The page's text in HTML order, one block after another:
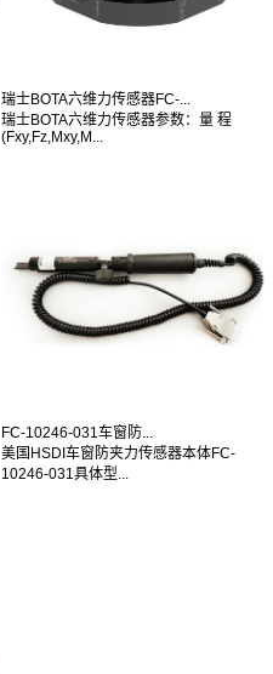
瑞士BOTA六维力传感器FC-...
瑞士BOTA六维力传感器参数：量 程
(Fxy,Fz,Mxy,M...
FC-10246-031车窗防...
美国HSDI车窗防夹力传感器本体FC-
10246-031具体型...